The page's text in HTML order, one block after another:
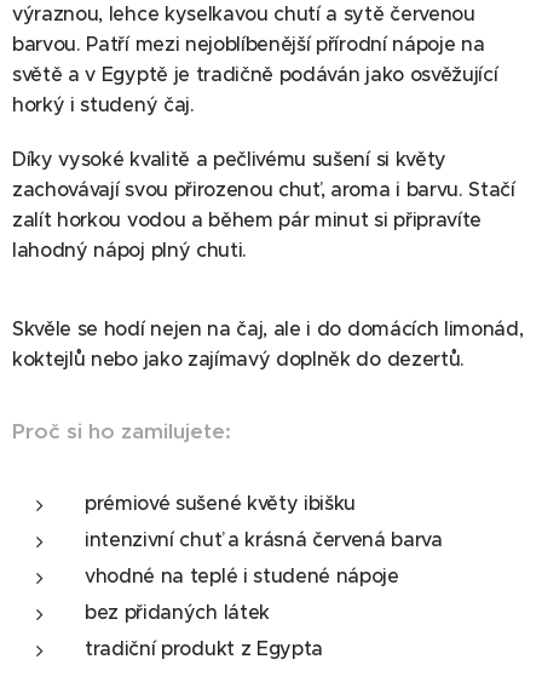
výraznou, lehce kyselkavou chutí a sytě červenou
barvou. Patří mezi nejoblíbenější přírodní nápoje na
světě a v Egyptě je tradičně podáván jako osvěžující
horký i studený čaj.
Díky vysoké kvalitě a pečlivému sušení si květy
zachovávají svou přirozenou chuť, aroma i barvu. Stačí
zalít horkou vodou a během pár minut si připravíte
lahodný nápoj plný chuti.
Skvěle se hodí nejen na čaj, ale i do domácích limonád,
koktejlů nebo jako zajímavý doplněk do dezertů.
Proč si ho zamilujete:
prémiové sušené květy ibišku
intenzivní chuť a krásná červená barva
vhodné na teplé i studené nápoje
bez přidaných látek
tradiční produkt z Egypta